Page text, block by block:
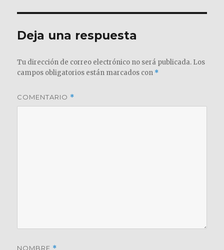
Deja una respuesta
Tu dirección de correo electrónico no será publicada. Los
campos obligatorios están marcados con *
COMENTARIO *
NOMBRE